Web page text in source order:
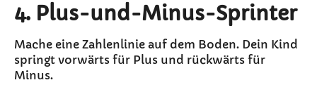
4. Plus-und-Minus-Sprinter
Mache eine Zahlenlinie auf dem Boden. Dein Kind
springt vorwärts für Plus und rückwärts für
Minus.